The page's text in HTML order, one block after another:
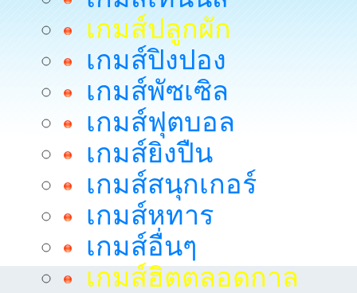
เกมส์ปลูกผัก
เกมส์ปิงปอง
เกมส์พัซเซิล
เกมส์ฟุตบอล
เกมส์ยิงปืน
เกมส์สนุกเกอร์
เกมส์หทาร
เกมส์อื่นๆ
เกมส์ฮิตตลอดกาล